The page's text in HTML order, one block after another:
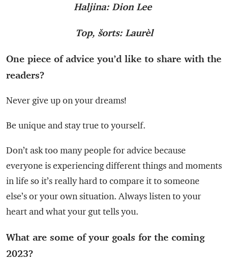
Haljina: Dion Lee
Top, šorts: Laurèl
One piece of advice you’d like to share with the
readers?
Never give up on your dreams!
Be unique and stay true to yourself.
Don’t ask too many people for advice because
everyone is experiencing different things and moments
in life so it’s really hard to compare it to someone
else’s or your own situation. Always listen to your
heart and what your gut tells you.
What are some of your goals for the coming
2023?